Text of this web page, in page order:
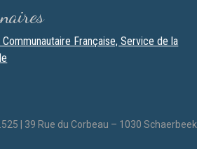
Française, Service de la
| 39 Rue du Corbeau – 1030 Schaerbeek